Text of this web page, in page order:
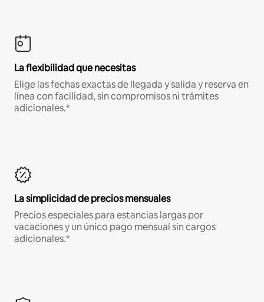
La flexibilidad que necesitas
Elige las fechas exactas de llegada y salida y reserva en
línea con facilidad, sin compromisos ni trámites
adicionales.*
La simplicidad de precios mensuales
Precios especiales para estancias largas por
vacaciones y un único pago mensual sin cargos
adicionales.*